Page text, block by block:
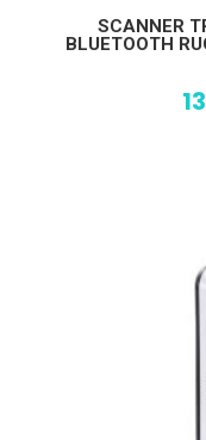
SCANNER
BLUETOOTH